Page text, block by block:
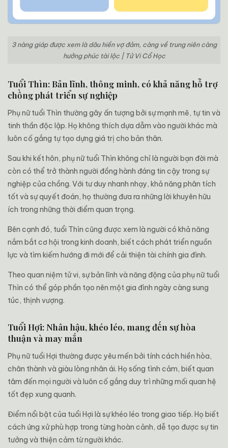
3 nàng giáp được xem là dâu hiền vợ đảm, càng về trung niên càng
hưởng phúc tài lộc | Tử Vi Cổ Học
Tuổi Thìn: Bản lĩnh, thông minh, có khả năng hỗ trợ
chồng phát triển sự nghiệp
Phụ nữ tuổi Thìn thường gây ấn tượng bởi sự mạnh mẽ, tự tin và
tinh thần độc lập. Họ không thích dựa dẫm vào người khác mà
luôn cố gắng tự tạo dựng giá trị cho bản thân.
Sau khi kết hôn, phụ nữ tuổi Thìn không chỉ là người bạn đời mà
còn có thể trở thành người đồng hành đáng tin cậy trong sự
nghiệp của chồng. Với tư duy nhanh nhạy, khả năng phân tích
tốt và sự quyết đoán, họ thường đưa ra những lời khuyên hữu
ích trong những thời điểm quan trọng.
Bên cạnh đó, tuổi Thìn cũng được xem là người có khả năng
nắm bắt cơ hội trong kinh doanh, biết cách phát triển nguồn
lực và tìm kiếm hướng đi mới để cải thiện tài chính gia đình.
Theo quan niệm tử vi, sự bản lĩnh và năng động của phụ nữ tuổi
Thìn có thể góp phần tạo nên một gia đình ngày càng sung
túc, thịnh vượng.
Tuổi Hợi: Nhân hậu, khéo léo, mang đến sự hòa
thuận và may mắn
Phụ nữ tuổi Hợi thường được yêu mến bởi tính cách hiền hòa,
chân thành và giàu lòng nhân ái. Họ sống tình cảm, biết quan
tâm đến mọi người và luôn cố gắng duy trì những mối quan hệ
tốt đẹp xung quanh.
Điểm nổi bật của tuổi Hợi là sự khéo léo trong giao tiếp. Họ biết
cách ứng xử phù hợp trong từng hoàn cảnh, dễ tạo được sự tin
tưởng và thiện cảm từ người khác.